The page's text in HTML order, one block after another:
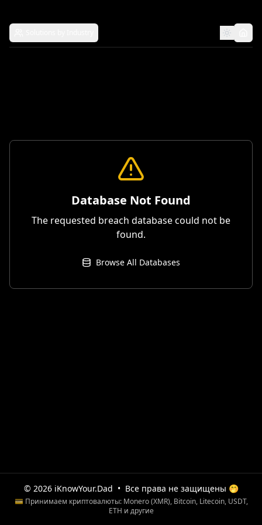
Database Not Found
The requested breach database could not be
found.
Browse All Databases
© 2026 iKnowYour.Dad • Все права не защищены 🤭
💳 Принимаем криптовалюты: Monero (XMR), Bitcoin, Litecoin, USDT,
ETH и другие